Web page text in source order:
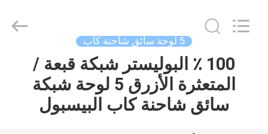
منزل،
Manufacturing
5 لوحة سائق شاحنة كاب
100 ٪ البوليستر شبكة قبعة /
المتعثرة الأزرق 5 لوحة شبكة
سائق شاحنة كاب البيسبول